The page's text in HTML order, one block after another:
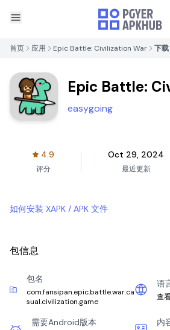
首页 应用 Epic Battle: Civilization War 下载
Epic Battle:
easygoing
4.9
评分
Oct 29, 2024
最近更新
如何安装 XAPK / APK 文件
包信息
包名
com.fansipan.epic.battle.war.ca
sual.civilization.game
语
查
需要Android版本 内